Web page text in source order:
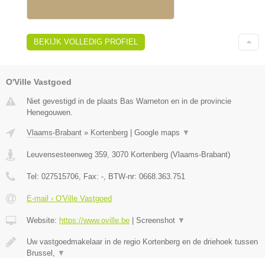
BEKIJK VOLLEDIG PROFIEL
O'Ville Vastgoed
Niet gevestigd in de plaats Bas Warneton en in de provincie
Henegouwen.
Vlaams-Brabant » Kortenberg Google maps ▼
Leuvensesteenweg 359, 3070 Kortenberg (Vlaams-Brabant)
Tel: 027515706, Fax: -, BTW-nr: 0668.363.751
E-mail › O'Ville Vastgoed
Website: https://www.oville.be Screenshot ▼
Uw vastgoedmakelaar in de regio Kortenberg en de driehoek tussen
Brussel, ▼